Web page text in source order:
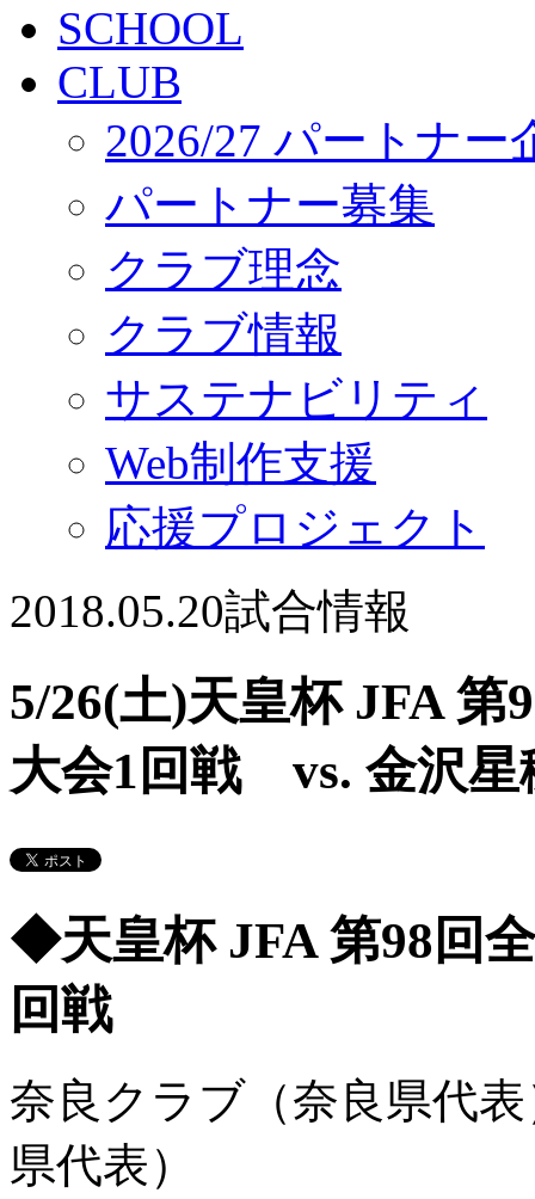
SCHOOL
CLUB
2026/27 パートナー
パートナー募集
クラブ理念
クラブ情報
サステナビリティ
Web制作支援
応援プロジェクト
2018.05.20試合情報
5/26(土)天皇杯 JFA
大会1回戦 vs. 金沢星
◆天皇杯 JFA 第98回
回戦
奈良クラブ（奈良県代
県代表）